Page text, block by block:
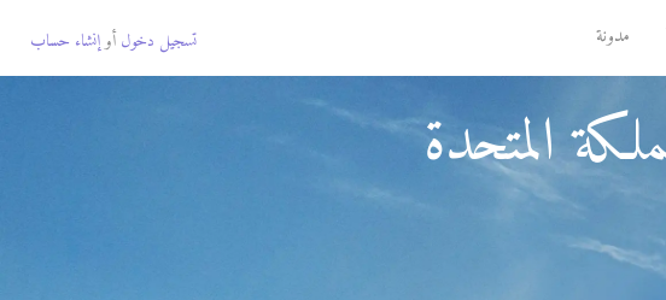
مدونة تسجيل دخول أوإنشاء حساب
المتحدة